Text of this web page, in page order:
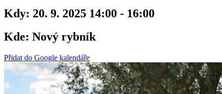
Kdy: 20. 9. 2025 14:00 - 16:00
Kde: Nový rybník
Přidat do Google kalendáře